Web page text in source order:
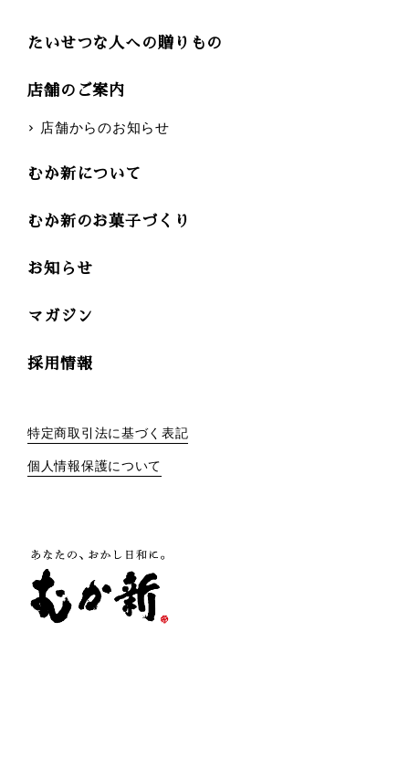
たいせつな人への贈りもの
店舗のご案内
店舗からのお知らせ
むか新について
むか新のお菓子づくり
お知らせ
マガジン
採用情報
特定商取引法に基づく表記
個人情報保護について